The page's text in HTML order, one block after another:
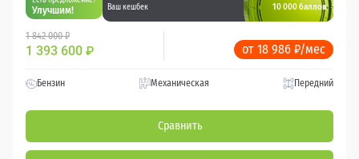
Улучшим! Ваш кешбек 10 000 баллов
1 842 000 ₽
1 393 600 ₽ от 18 986 ₽/мес
Бензин Механическая Передний
Сравнить